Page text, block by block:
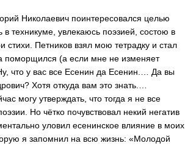
Николаевич поинтересовался целью
техникуме, увлекаюсь поэзией, состою в
Петников взял мою тетрадку и стал
поморщился (а если мне не изменяет
что у вас все Есенин да Есенин.… Да вы
Хотя откуда вам это знать.…
могу утверждать, что тогда я не все
Но чётко почувствовал некий негатив
уловил есенинское влияние в моих
я запомнил на всю жизнь: «Молодой